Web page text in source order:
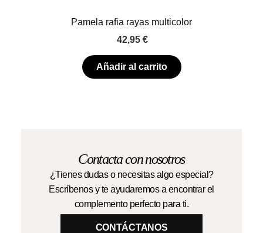
Pamela rafia rayas multicolor
42,95 €
Añadir al carrito
Contacta con nosotros
¿Tienes dudas o necesitas algo especial?
Escríbenos y te ayudaremos a encontrar el
complemento perfecto para ti.
CONTÁCTANOS